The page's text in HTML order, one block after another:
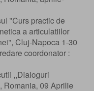
"Curs practic de
a articulatiilor
Cluj-Napoca 1-30
coordonator :
,,Dialoguri
Romania, 09 Aprilie